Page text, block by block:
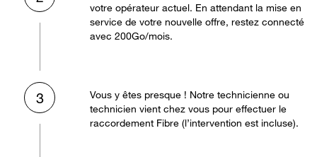
votre opérateur actuel. En attendant la mise en
service de votre nouvelle offre, restez connecté
avec 200Go/mois.
3
Vous y êtes presque ! Notre technicienne ou
technicien vient chez vous pour effectuer le
raccordement Fibre (l’intervention est incluse).